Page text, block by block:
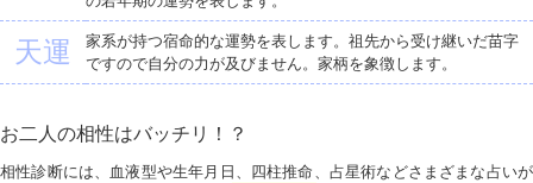
天運
家系が持つ宿命的な運勢を表します。祖先から受け継いだ苗字
ですので自分の力が及びません。家柄を象徴します。
お二人の相性はバッチリ！？
相性診断には、血液型や生年月日、四柱推命、占星術などさまざまな占いが